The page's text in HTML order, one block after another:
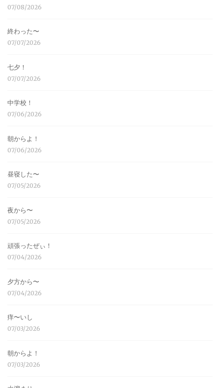
07/08/2026
終わった〜
07/07/2026
七夕！
07/07/2026
中学校！
07/06/2026
朝からよ！
07/06/2026
昼寝した〜
07/05/2026
夜から〜
07/05/2026
頑張ったぜぃ！
07/04/2026
夕方から〜
07/04/2026
痒〜いし
07/03/2026
朝からよ！
07/03/2026